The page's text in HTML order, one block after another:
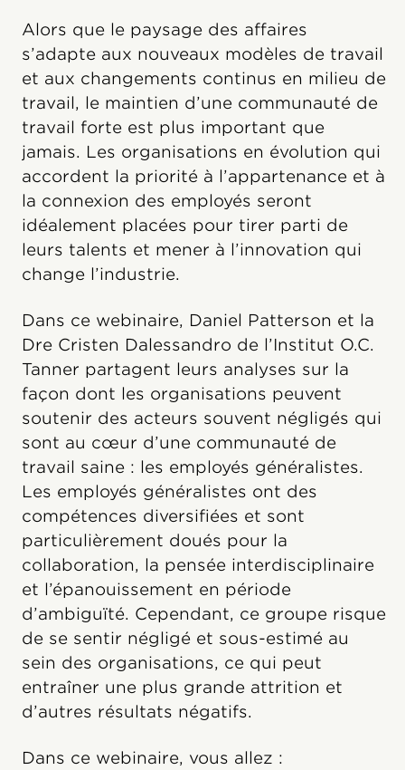
Alors que le paysage des affaires
s’adapte aux nouveaux modèles de travail
et aux changements continus en milieu de
travail, le maintien d’une communauté de
travail forte est plus important que
jamais. Les organisations en évolution qui
accordent la priorité à l’appartenance et à
la connexion des employés seront
idéalement placées pour tirer parti de
leurs talents et mener à l’innovation qui
change l’industrie.
Dans ce webinaire, Daniel Patterson et la
Dre Cristen Dalessandro de l’Institut O.C.
Tanner partagent leurs analyses sur la
façon dont les organisations peuvent
soutenir des acteurs souvent négligés qui
sont au cœur d’une communauté de
travail saine : les employés généralistes.
Les employés généralistes ont des
compétences diversifiées et sont
particulièrement doués pour la
collaboration, la pensée interdisciplinaire
et l’épanouissement en période
d’ambiguïté. Cependant, ce groupe risque
de se sentir négligé et sous-estimé au
sein des organisations, ce qui peut
entraîner une plus grande attrition et
d’autres résultats négatifs.
Dans ce webinaire, vous allez :